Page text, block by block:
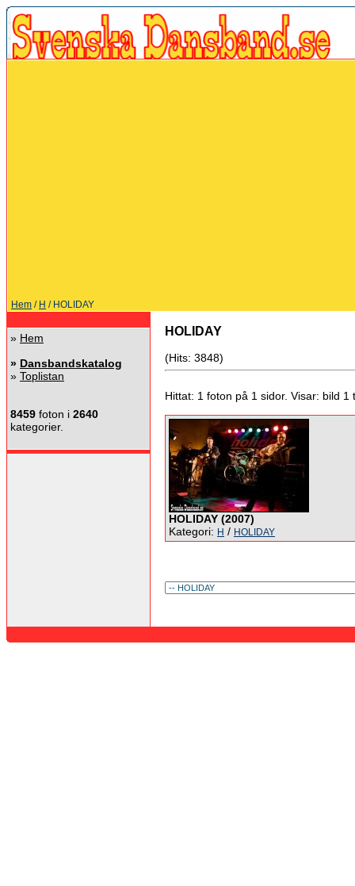
Hem / H / HOLIDAY
» Hem
» Dansbandskatalog
» Toplistan
8459 foton i 2640
kategorier.
HOLIDAY
(Hits: 3848)
Hittat: 1 foton på 1 sidor. Visar: bild 1
HOLIDAY (2007)
Kategori: H / HOLIDAY